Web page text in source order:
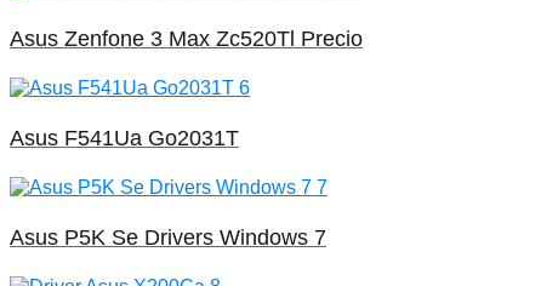
Asus Zenfone 3 Max Zc520Tl Precio
Asus F541Ua Go2031T
Asus P5K Se Drivers Windows 7